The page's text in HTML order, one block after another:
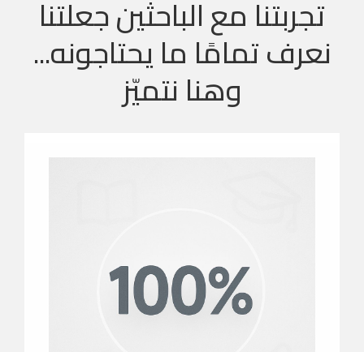
تجربتنا مع الباحثين جعلتنا
نعرف تمامًا ما يحتاجونه...
وهنا نتميّز